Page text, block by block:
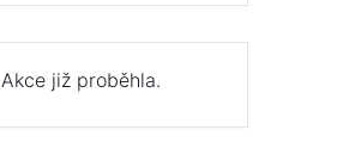
Akce již proběhla.